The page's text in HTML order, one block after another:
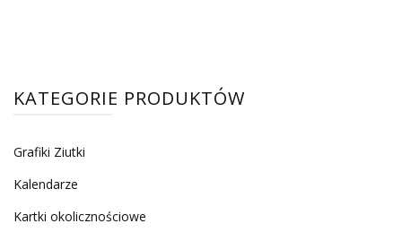
KATEGORIE PRODUKTÓW
Grafiki Ziutki
Kalendarze
Kartki okolicznościowe